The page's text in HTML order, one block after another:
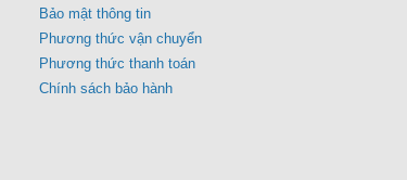
Bảo mật thông tin
Phương thức vận chuyển
Phương thức thanh toán
Chính sách bảo hành